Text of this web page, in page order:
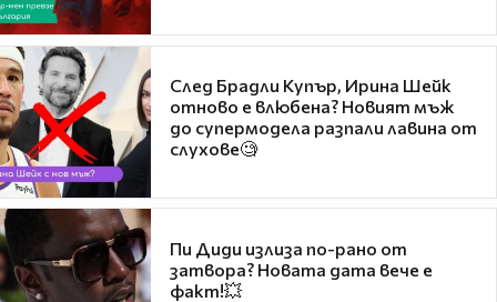
След Брадли Купър, Ирина Шейк
отново е влюбена? Новият мъж
до супермодела разпали лавина от
слухове🧐
Пи Диди излиза по-рано от
затвора? Новата дата вече е
факт!💥